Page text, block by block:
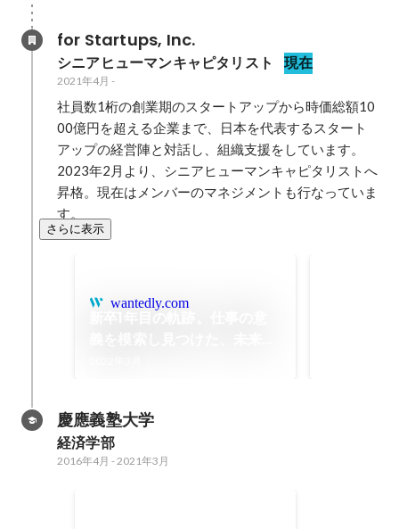
for Startups, Inc.
シニアヒューマンキャピタリスト 現在
2021年4月 -
社員数1桁の創業期のスタートアップから時価総額10
00億円を超える企業まで、日本を代表するスタート
アップの経営陣と対話し、組織支援をしています。
2023年2月より、シニアヒューマンキャピタリストへ
昇格。現在はメンバーのマネジメントも行なっていま
す。
さらに表示
wantedly.com
慶應義塾大学
経済学部
2016年4月 -2021年3月